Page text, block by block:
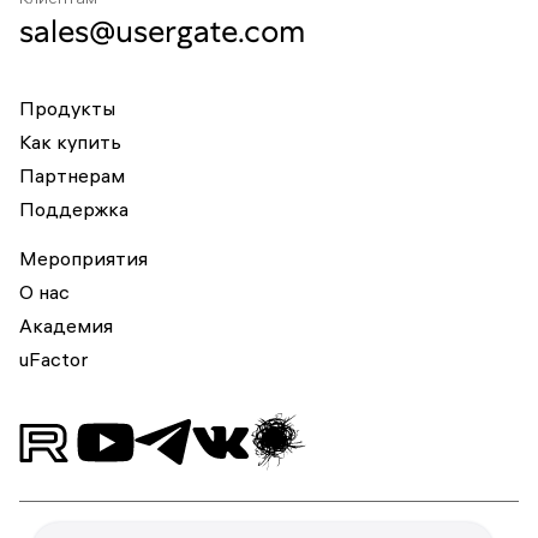
sales@usergate.com
Продукты
Как купить
Партнерам
Поддержка
Мероприятия
О нас
Академия
uFactor